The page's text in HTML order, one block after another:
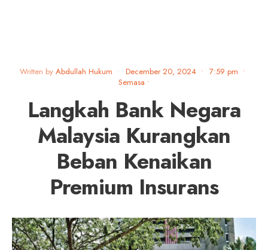
Written by Abdullah Hukum • December 20, 2024 • 7:59 pm •
Semasa •
Langkah Bank Negara
Malaysia Kurangkan
Beban Kenaikan
Premium Insurans